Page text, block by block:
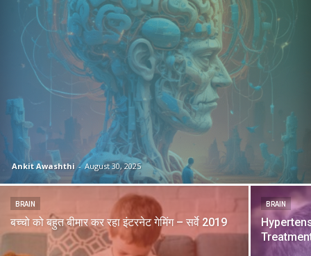
Ankit Awashthi - August 30, 2025
BRAIN
बच्चो को बहुत बीमार कर रहा इंटरनेट गेमिंग – सर्वे 2019
BRAIN